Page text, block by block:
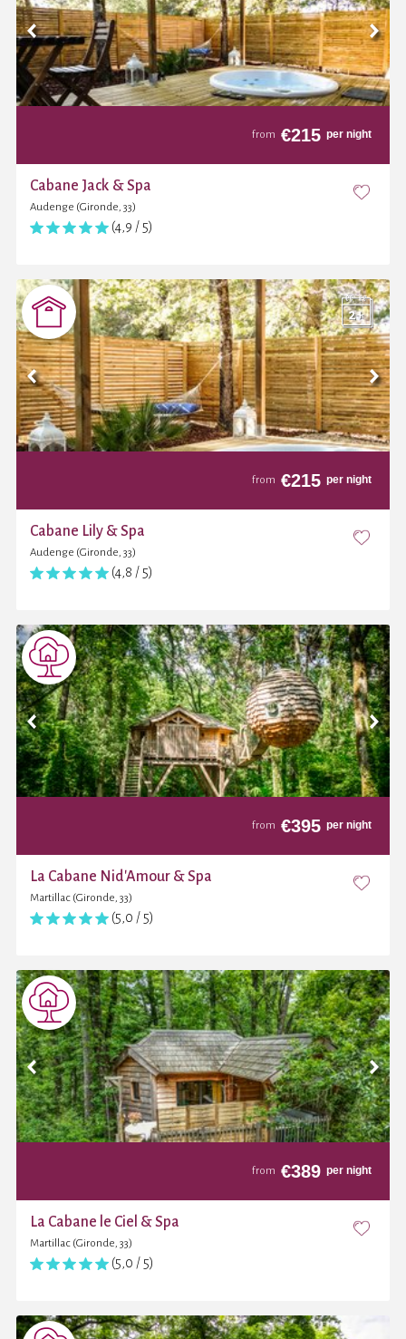
from €215 per night
Cabane Jack & Spa
Audenge (Gironde, 33)
(4,9 / 5)
from €215 per night
Cabane Lily & Spa
Audenge (Gironde, 33)
(4,8 / 5)
from €395 per night
La Cabane Nid'Amour & Spa
Martillac (Gironde, 33)
(5,0 / 5)
from €389 per night
La Cabane le Ciel & Spa
Martillac (Gironde, 33)
(5,0 / 5)